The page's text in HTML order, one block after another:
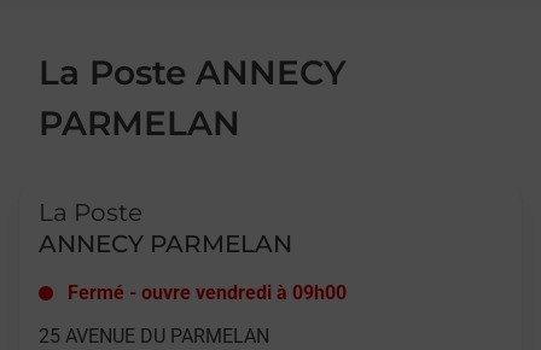
La Poste ANNECY
PARMELAN
La Poste
ANNECY PARMELAN
Fermé - ouvre vendredi à 09h00
25 AVENUE DU PARMELAN